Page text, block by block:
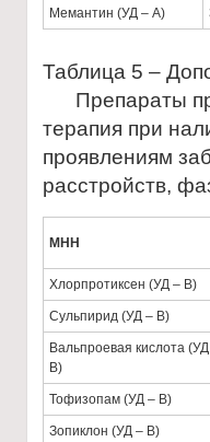
Мемантин (УД – А)
Таблица 5 –
Препараты
терапия при
проявлениям
расстройств,
МНН
Хлорпротиксен (УД – В)
Сульпирид (УД – В)
Вальпроевая кислота
В)
Тофизопам (УД – В)
Зопиклон (УД – В)